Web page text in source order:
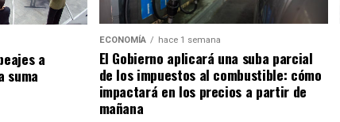
a
suma
ECONOMÍA hace 1 semana
El Gobierno aplicará una suba parcial
de los impuestos al combustible: cómo
impactará en los precios a partir de
mañana